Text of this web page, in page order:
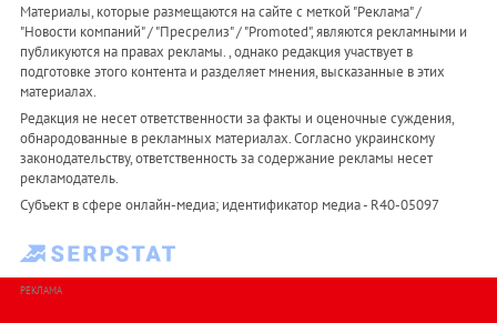
Материалы, которые размещаются на сайте с меткой "Реклама" /
"Новости компаний" / "Пресрелиз" / "Promoted", являются рекламными и
публикуются на правах рекламы. , однако редакция участвует в
подготовке этого контента и разделяет мнения, высказанные в этих
материалах.
Редакция не несет ответственности за факты и оценочные суждения,
обнародованные в рекламных материалах. Согласно украинскому
законодательству, ответственность за содержание рекламы несет
рекламодатель.
Субъект в сфере онлайн-медиа; идентификатор медиа - R40-05097
РЕКЛАМА